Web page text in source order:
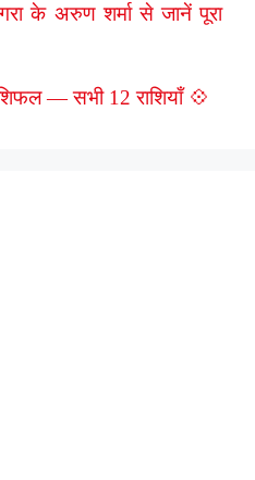
के अरुण शर्मा से जानें पूरा
— सभी 12 राशियाँ 💠